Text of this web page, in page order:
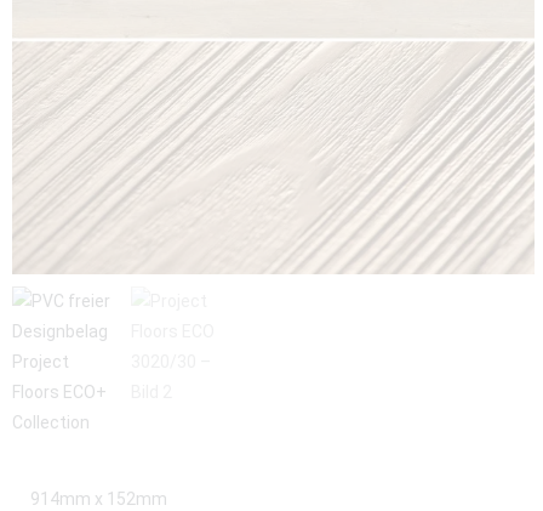
914mm x 152mm